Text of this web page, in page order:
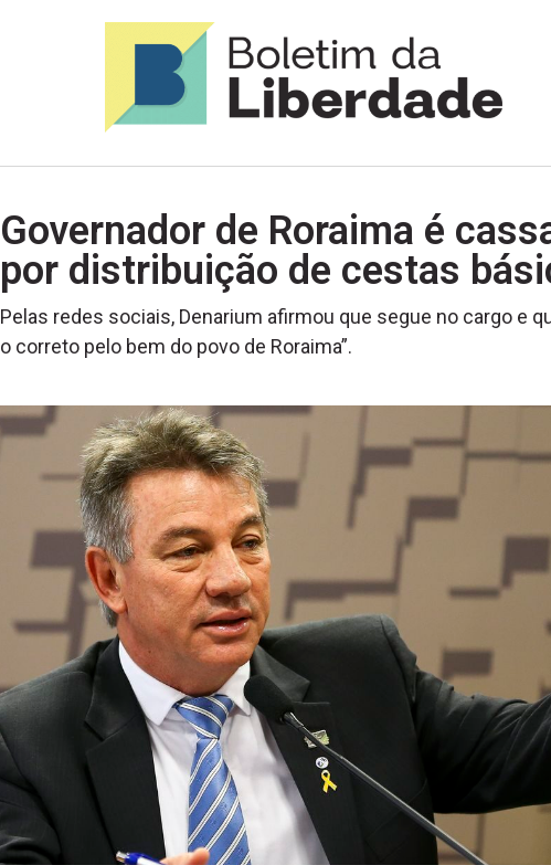
Governador de Roraima é
por distribuição de cestas
Pelas redes sociais, Denarium afirmou que segue no cargo e
o correto pelo bem do povo de Roraima”.